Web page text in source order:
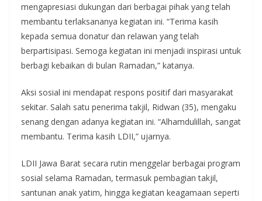
mengapresiasi dukungan dari berbagai pihak yang telah
membantu terlaksananya kegiatan ini. “Terima kasih
kepada semua donatur dan relawan yang telah
berpartisipasi. Semoga kegiatan ini menjadi inspirasi untuk
berbagi kebaikan di bulan Ramadan,” katanya.
Aksi sosial ini mendapat respons positif dari masyarakat
sekitar. Salah satu penerima takjil, Ridwan (35), mengaku
senang dengan adanya kegiatan ini. “Alhamdulillah, sangat
membantu. Terima kasih LDII,” ujarnya.
LDII Jawa Barat secara rutin menggelar berbagai program
sosial selama Ramadan, termasuk pembagian takjil,
santunan anak yatim, hingga kegiatan keagamaan seperti